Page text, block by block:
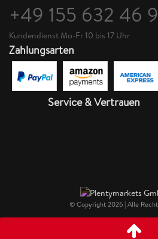
+49 155 632 46
Kundendienst Mo-Fr 10 bis 17 Uhr
Zahlungsarten
Service & Vertrauen
© Copyright 2026 | Alle